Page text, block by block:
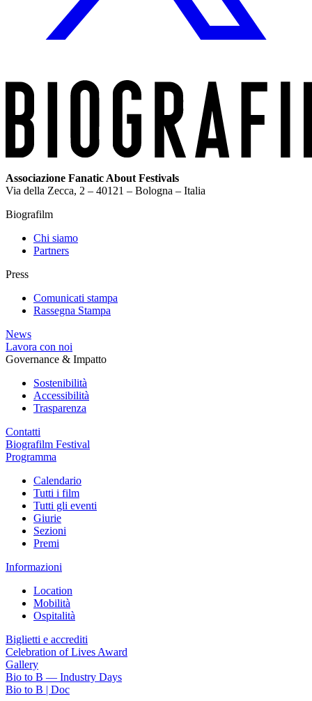
Associazione Fanatic About Festivals
Via della Zecca, 2 – 40121 – Bologna – Italia
Biografilm
Chi siamo
Partners
Press
Comunicati stampa
Rassegna Stampa
News
Lavora con noi
Governance & Impatto
Sostenibilità
Accessibilità
Trasparenza
Contatti
Biografilm Festival
Programma
Calendario
Tutti i film
Tutti gli eventi
Giurie
Sezioni
Premi
Informazioni
Location
Mobilità
Ospitalità
Biglietti e accrediti
Celebration of Lives Award
Gallery
Bio to B — Industry Days
Bio to B | Doc